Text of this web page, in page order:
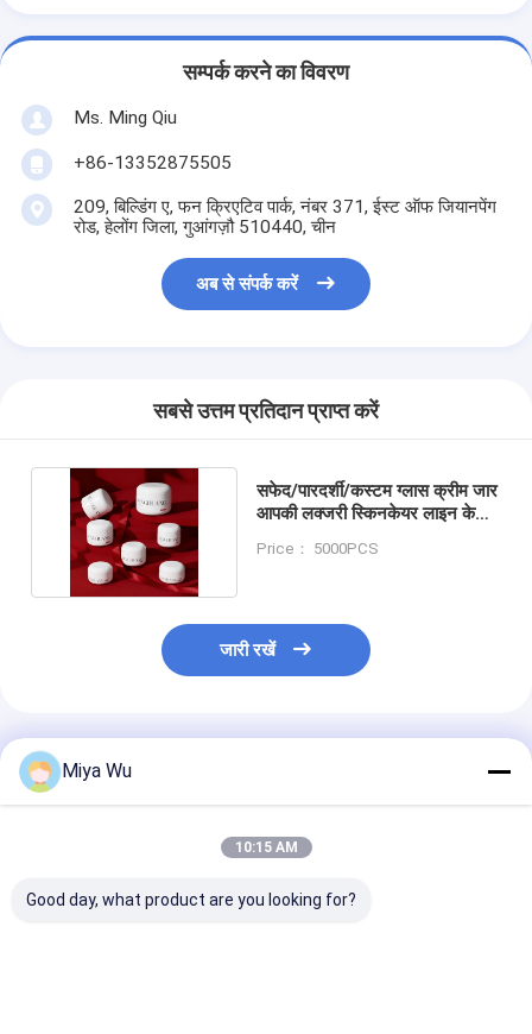
सम्पर्क करने का विवरण
Ms. Ming Qiu
+86-13352875505
209, बिल्डिंग ए, फन क्रिएटिव पार्क, नंबर 371, ईस्ट ऑफ जियानपेंग
रोड, हेलोंग जिला, गुआंगज़ौ 510440, चीन
अब से संपर्क करें
सबसे उत्तम प्रतिदान प्राप्त करें
सफेद/पारदर्शी/कस्टम ग्लास क्रीम जार
आपकी लक्जरी स्किनकेयर लाइन के
Price： 5000PCS
जारी रखें
अनुशंसित उत्पाद
Miya Wu
10:15 AM
Good day, what product are you looking for?